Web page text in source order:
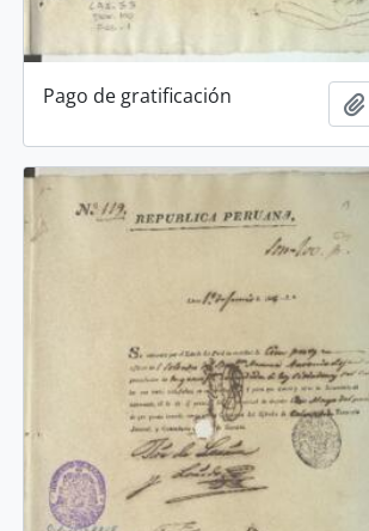
Pago de gratificación